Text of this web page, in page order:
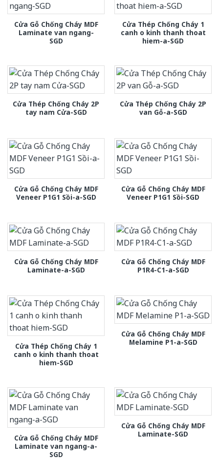
Cửa Gỗ Chống Cháy MDF
Laminate van ngang-
SGD
Cửa Thép Chống Cháy 1
canh o kinh thanh thoat
hiem-a-SGD
Cửa Thép Chống Cháy 2P
tay nam Cửa-SGD
Cửa Thép Chống Cháy 2P
van Gỗ-a-SGD
Cửa Gỗ Chống Cháy MDF
Veneer P1G1 Sồi-a-SGD
Cửa Gỗ Chống Cháy MDF
Veneer P1G1 Sồi-SGD
Cửa Gỗ Chống Cháy MDF
Laminate-a-SGD
Cửa Gỗ Chống Cháy MDF
P1R4-C1-a-SGD
Cửa Thép Chống Cháy 1
canh o kinh thanh thoat
hiem-SGD
Cửa Gỗ Chống Cháy MDF
Melamine P1-a-SGD
Cửa Gỗ Chống Cháy MDF
Laminate van ngang-a-
SGD
Cửa Gỗ Chống Cháy MDF
Laminate-SGD